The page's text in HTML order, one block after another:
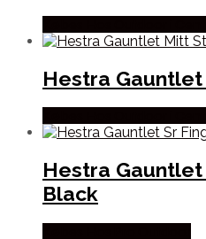
Hestra
Hestra
Black